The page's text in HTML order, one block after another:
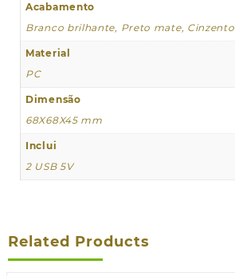
Acabamento
Branco brilhante, Preto mate, Cinzento
Material
PC
Dimensão
68X68X45 mm
Inclui
2 USB 5V
Related Products